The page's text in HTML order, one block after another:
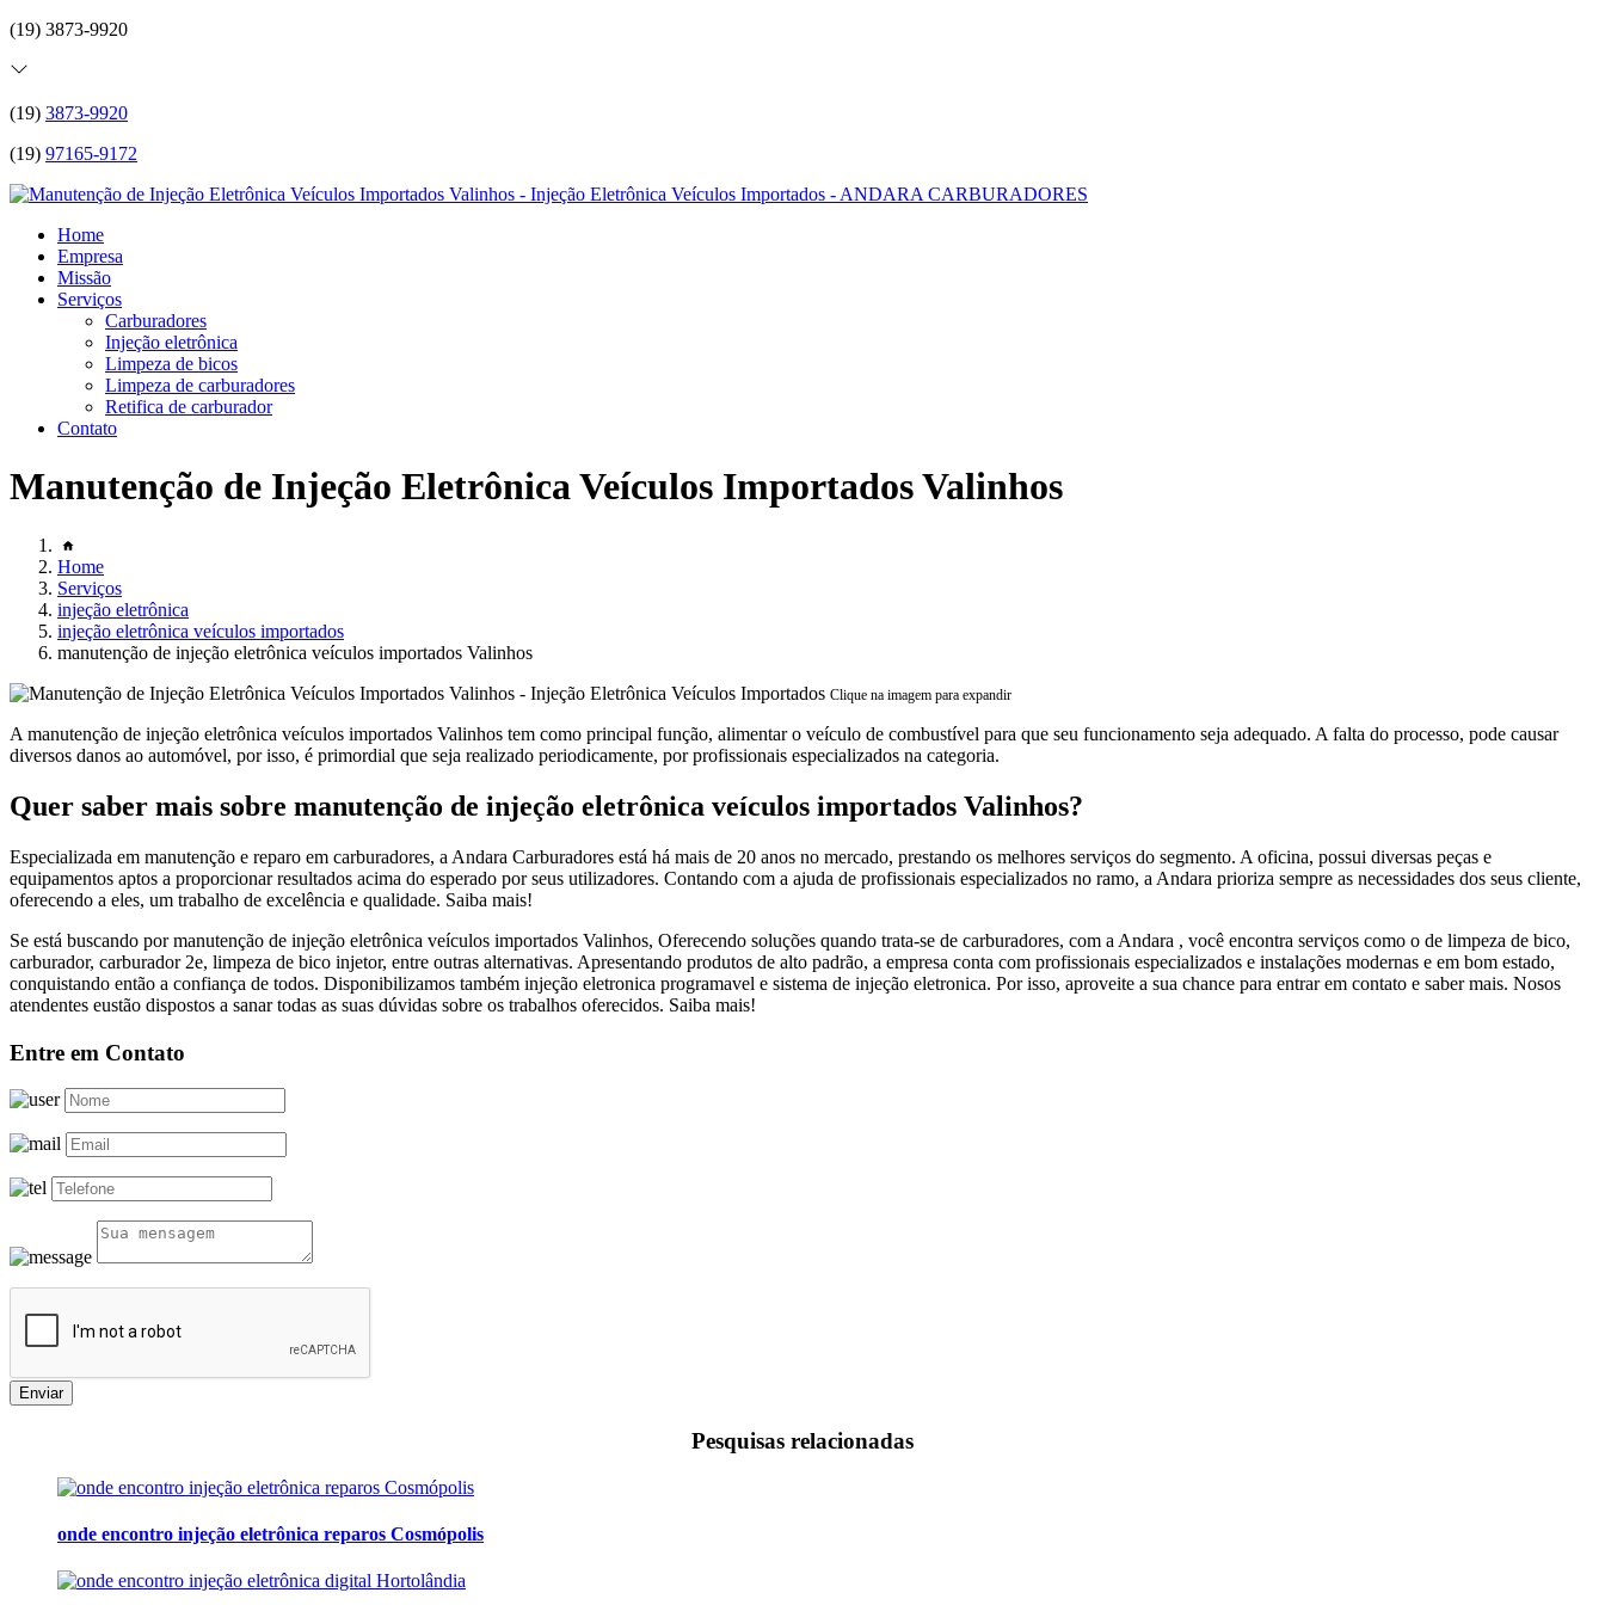
(19) 3873-9920
(19) 3873-9920
(19) 97165-9172
Home
Empresa
Missão
Serviços
Carburadores
Injeção eletrônica
Limpeza de bicos
Limpeza de carburadores
Retifica de carburador
Contato
Manutenção de Injeção Eletrônica Veículos Importados Valinhos
Home
Serviços
injeção eletrônica
injeção eletrônica veículos importados
manutenção de injeção eletrônica veículos importados Valinhos
Clique na imagem para expandir
A manutenção de injeção eletrônica veículos importados Valinhos tem como principal função, alimentar o veículo de combustível para que seu funcionamento seja adequado. A falta do processo, pode causar
diversos danos ao automóvel, por isso, é primordial que seja realizado periodicamente, por profissionais especializados na categoria.
Quer saber mais sobre manutenção de injeção eletrônica veículos importados Valinhos?
Especializada em manutenção e reparo em carburadores, a Andara Carburadores está há mais de 20 anos no mercado, prestando os melhores serviços do segmento. A oficina, possui diversas peças e
equipamentos aptos a proporcionar resultados acima do esperado por seus utilizadores. Contando com a ajuda de profissionais especializados no ramo, a Andara prioriza sempre as necessidades dos seus cliente,
oferecendo a eles, um trabalho de excelência e qualidade. Saiba mais!
Se está buscando por manutenção de injeção eletrônica veículos importados Valinhos, Oferecendo soluções quando trata-se de carburadores, com a Andara , você encontra serviços como o de limpeza de bico,
carburador, carburador 2e, limpeza de bico injetor, entre outras alternativas. Apresentando produtos de alto padrão, a empresa conta com profissionais especializados e instalações modernas e em bom estado,
conquistando então a confiança de todos. Disponibilizamos também injeção eletronica programavel e sistema de injeção eletronica. Por isso, aproveite a sua chance para entrar em contato e saber mais. Nosos
atendentes eustão dispostos a sanar todas as suas dúvidas sobre os trabalhos oferecidos. Saiba mais!
Entre em Contato
Enviar
Pesquisas relacionadas
onde encontro injeção eletrônica reparos Cosmópolis